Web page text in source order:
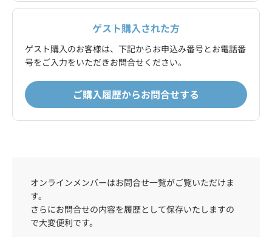
ゲスト購入された方
ゲスト購入のお客様は、下記からお申込み番号とお電話番
号をご入力をいただきお問合せください。
ご購入履歴からお問合せする
オンラインメンバーはお問合せ一覧がご覧いただけま
す。
さらにお問合せの内容を履歴として保存いたしますの
で大変便利です。